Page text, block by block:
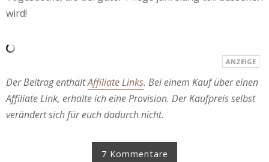
wird!
Der Beitrag enthältAffiliate Links. Bei einem Kauf über einen
Affiliate Link, erhalte ich eine Provision. Der Kaufpreis selbst
verändert sich für euch dadurch nicht.
7 Kommentare